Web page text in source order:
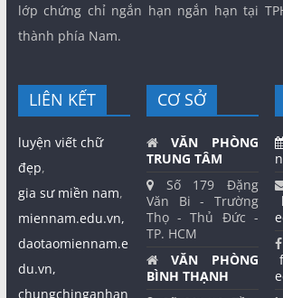
lớp chứng chỉ ngắn hạn ngắn hạn tại
thành phía Nam.
LIÊN KẾT
luyện viết chữ
đẹp,
gia sư miền nam,
miennam.edu.vn,
daotaomiennam.e
du.vn,
chungchinganhan
CƠ SỞ
VĂN PHÒNG
TRUNG TÂM
Số 179 Đặng
Văn Bi - Trường
Thọ - Thủ Đức -
TP. HCM
VĂN PHÒNG
BÌNH THẠNH